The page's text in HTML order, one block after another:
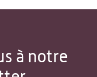
à notre